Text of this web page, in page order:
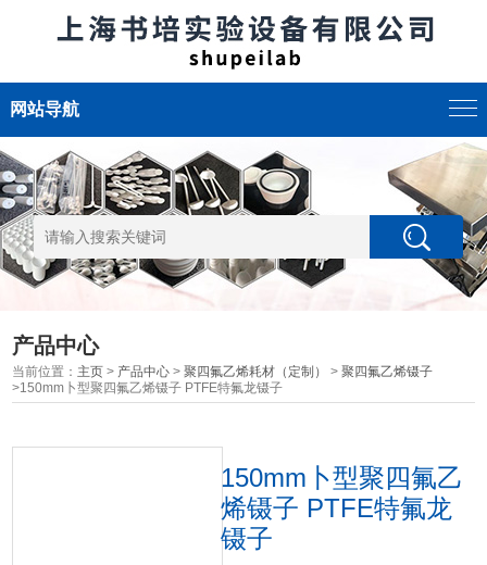
网站导航
产品中心
当前位置： 主页 > 产品中心 >聚四氟乙烯耗材（定制） >聚四氟乙烯镊子
>150mm卜型聚四氟乙烯镊子 PTFE特氟龙镊子
150mm卜型聚四氟乙
烯镊子 PTFE特氟龙
镊子